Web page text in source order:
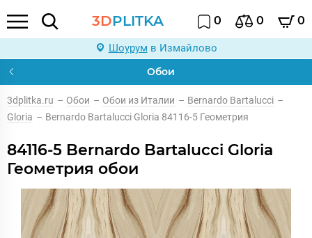
3DPLITKA 0 0 0
Шоурум в Измайлово
Обои
3dplitka.ru – Обои – Обои из Италии – Bernardo Bartalucci –
Gloria – Bernardo Bartalucci Gloria 84116-5 Геометрия
84116-5 Bernardo Bartalucci Gloria
Геометрия обои